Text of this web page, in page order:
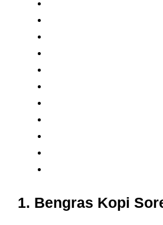
1. Bengras Kopi